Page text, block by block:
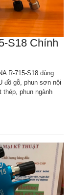
S18 Chính
R-715-S18 dùng
đồ gỗ, phun sơn nội
phun ngành